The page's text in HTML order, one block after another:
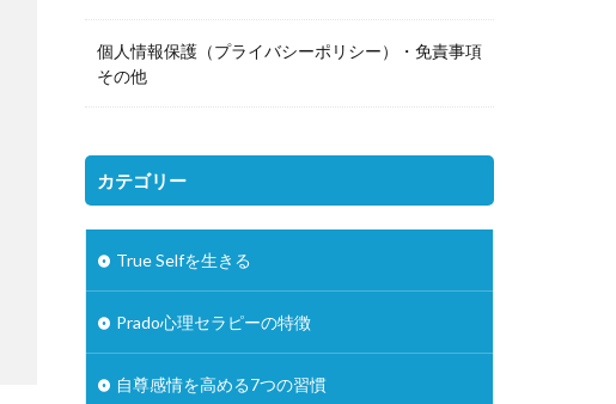
個人情報保護（プライバシーポリシー）・免責事項
その他
カテゴリー
True Selfを生きる
Prado心理セラピーの特徴
自尊感情を高める7つの習慣